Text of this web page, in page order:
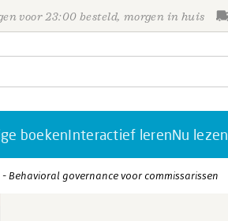
voor 23:00 besteld, morgen in huis
boekenInteractief lerenNu lezen
Behavioral governance voor commissarissen